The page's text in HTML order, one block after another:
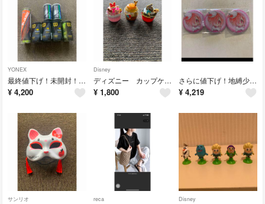
YONEX
最終値下げ！未開封！公式テニスボール
¥ 4,200
Disney
ディズニー カップケーキ おままごと
¥ 1,800
さらに値下げ！地縛少年花子くん ミツバ 三葉惣助 きゃらドリ
¥ 4,219
サンリオ reca Disney